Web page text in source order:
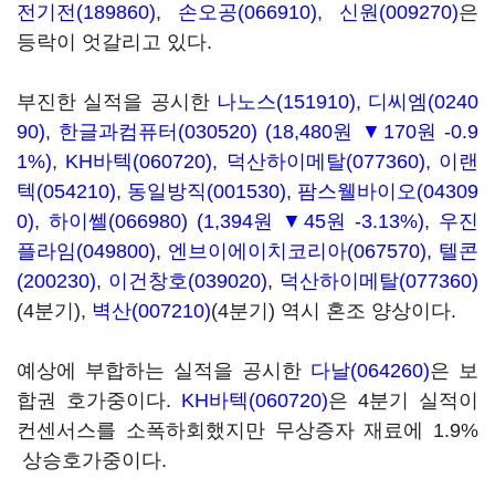
전기전(189860), 손오공(066910), 신원(009270)은
등락이 엇갈리고 있다.
부진한 실적을 공시한 나노스(151910), 디씨엠(0240
90), 한글과컴퓨터(030520) (18,480원 ▼170원 -0.9
1%), KH바텍(060720), 덕산하이메탈(077360), 이랜
텍(054210), 동일방직(001530), 팜스웰바이오(04309
0), 하이쎌(066980) (1,394원 ▼45원 -3.13%), 우진
플라임(049800), 엔브이에이치코리아(067570), 텔콘
(200230), 이건창호(039020), 덕산하이메탈(077360)
(4분기), 벽산(007210)(4분기) 역시 혼조 양상이다.
예상에 부합하는 실적을 공시한 다날(064260)은 보
합권 호가중이다. KH바텍(060720)은 4분기 실적이
컨센서스를 소폭하회했지만 무상증자 재료에 1.9%
상승호가중이다.